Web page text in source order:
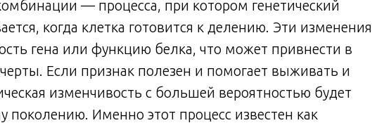
— процесса, при котором генетический
когда клетка готовится к делению. Эти изменения
гена или функцию белка, что может привнести в
Если признак полезен и помогает выживать и
изменчивость с большей вероятностью будет
поколению. Именно этот процесс известен как